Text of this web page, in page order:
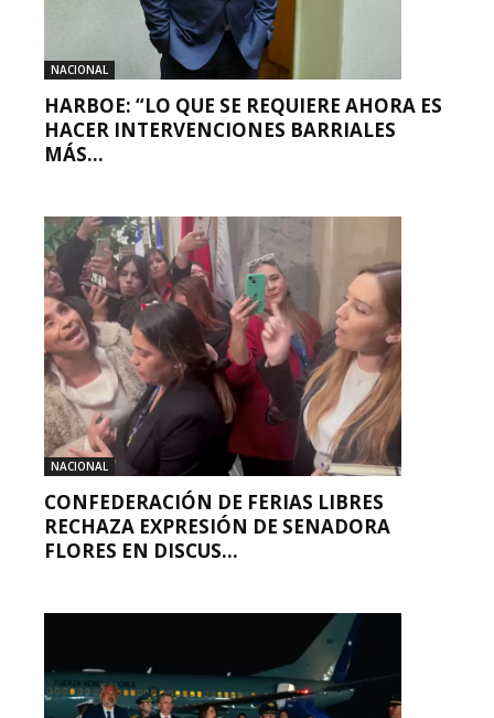
NACIONAL
HARBOE: “LO QUE SE REQUIERE AHORA ES
HACER INTERVENCIONES BARRIALES
MÁS...
NACIONAL
CONFEDERACIÓN DE FERIAS LIBRES
RECHAZA EXPRESIÓN DE SENADORA
FLORES EN DISCUS...